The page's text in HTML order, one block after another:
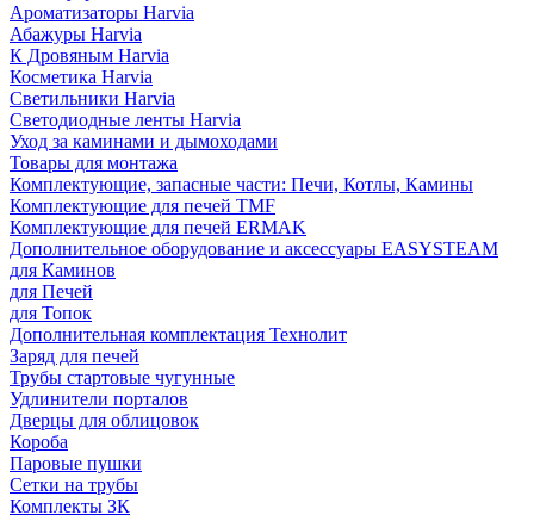
Ароматизаторы Harvia
Абажуры Harvia
К Дровяным Harvia
Косметика Harvia
Светильники Harvia
Светодиодные ленты Harvia
Уход за каминами и дымоходами
Товары для монтажа
Комплектующие, запасные части: Печи, Котлы, Камины
Комплектующие для печей TMF
Комплектующие для печей ERMAK
Дополнительное оборудование и аксессуары EASYSTEAM
для Каминов
для Печей
для Топок
Дополнительная комплектация Технолит
Заряд для печей
Трубы стартовые чугунные
Удлинители порталов
Дверцы для облицовок
Короба
Паровые пушки
Сетки на трубы
Комплекты ЗК